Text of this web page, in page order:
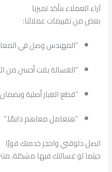
آراء العملاء بتأكد تميزنا
بعض من تقييمات عملائنا:
“المهندس وصل في
“الغسالة بقت أحسن من
“قطع الغيار أصلية
“هتعامل معاهم دايمًا.”
اتصل دلوقتي واحجز خدمتك فورًا
حيثما لو غسالتك فيها مشكلة،